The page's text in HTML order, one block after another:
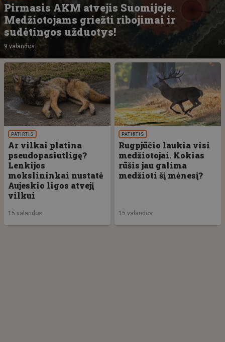
Pirmasis AKM atvejis Suomijoje.
Medžiotojams griežti ribojimai ir
sudėtingos užduotys!
9 valandos
PATIRTIS
Ar vilkai platina
pseudopasiutligę?
Lenkijos
mokslininkai nustatė
Aujeskio ligos atvejį
vilkui
15 valandos
PATIRTIS
Rugpjūčio laukia visi
medžiotojai. Kokias
rūšis jau galima
medžioti šį mėnesį?
15 valandos